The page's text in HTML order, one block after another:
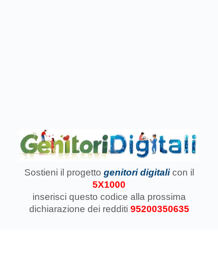
Sostieni il progetto genitori digitali con il
5X1000
inserisci questo codice alla prossima
dichiarazione dei redditi 95200350635